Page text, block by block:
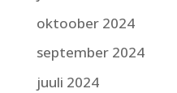
oktoober 2024
september 2024
juuli 2024